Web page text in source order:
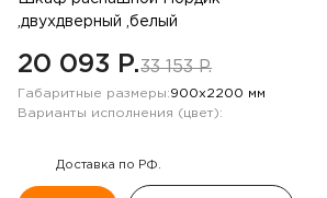
,двухдверный ,белый
20 093 P.33 153 P.
Габаритные размеры:900х2200 мм
Варианты исполнения (цвет):
Доставка по РФ.